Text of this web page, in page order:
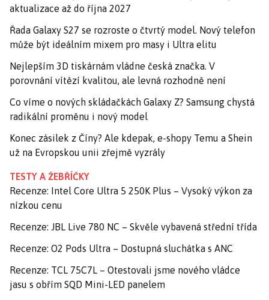
aktualizace až do října 2027
Řada Galaxy S27 se rozroste o čtvrtý model. Nový telefon
může být ideálním mixem pro masy i Ultra elitu
Nejlepším 3D tiskárnám vládne česká značka. V
porovnání vítězí kvalitou, ale levná rozhodně není
Co víme o nových skládačkách Galaxy Z? Samsung chystá
radikální proměnu i nový model
Konec zásilek z Číny? Ale kdepak, e-shopy Temu a Shein
už na Evropskou unii zřejmě vyzrály
TESTY A ŽEBŘÍČKY
Recenze: Intel Core Ultra 5 250K Plus – Vysoký výkon za
nízkou cenu
Recenze: JBL Live 780 NC – Skvěle vybavená střední třída
Recenze: O2 Pods Ultra – Dostupná sluchátka s ANC
Recenze: TCL 75C7L – Otestovali jsme nového vládce
jasu s obřím SQD Mini-LED panelem